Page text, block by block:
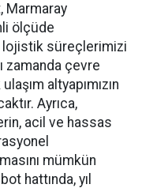
Marmaray
ölçüde
lojistik süreçlerimizi
zamanda çevre
altyapımızın
Ayrıca,
acil ve hassas
mümkün
hattında, yıl